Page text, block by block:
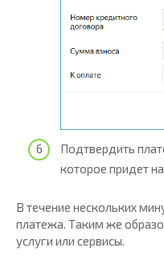
Подтвердить
которое придет
В течение нескольких
платежа. Таким же
услуги или сервисы.